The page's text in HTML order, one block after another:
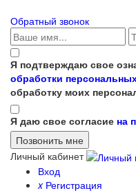
Обратный звонок
Я подтверждаю свое
обработки
обработку моих
Я даю свое согласие на
Личный кабинет
Вход
xРегистрация